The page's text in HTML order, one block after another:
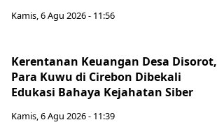
Kamis, 6 Agu 2026 - 11:56
Kerentanan Keuangan Desa Disorot,
Para Kuwu di Cirebon Dibekali
Edukasi Bahaya Kejahatan Siber
Kamis, 6 Agu 2026 - 11:39